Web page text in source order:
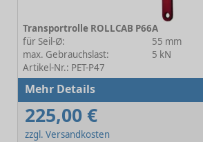
Transportrolle ROLLCAB P66A
für Seil-Ø:
55 mm
max. Gebrauchslast:
5 kN
Artikel-Nr.: PET-P47
Mehr Details
225,00 €
zzgl. Versandkosten